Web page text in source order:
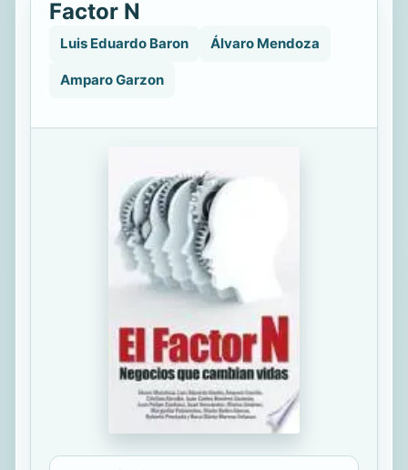
Factor N
Luis Eduardo Baron Álvaro Mendoza
Amparo Garzon